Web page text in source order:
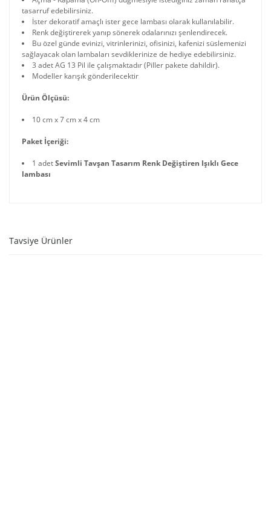
tasarruf edebilirsiniz.
İster dekoratif amaçlı ister gece lambası olarak kullanılabilir.
Renk değiştirerek yanıp sönerek odalarınızı şenlendirecek.
Bu özel günde evinizi, vitrinlerinizi, ofisinizi, kafenizi süslemenizi
sağlayacak olan lambaları sevdiklerinize de hediye edebilirsiniz.
3 adet AG 13 Pil ile çalışmaktadır (Piller pakete dahildir).
Modeller karışık gönderilecektir
Ürün Ölçüsü:
10 cm x 7 cm x 4 cm
Paket İçeriği:
1 adetSevimli Tavşan Tasarım Renk Değiştiren Işıklı Gece
lambası
Tavsiye Ürünler